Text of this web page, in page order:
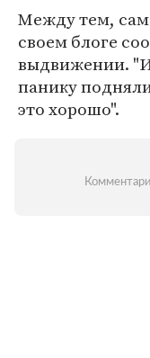
Между тем,
своем блоге
выдвижении.
панику
это хорошо".